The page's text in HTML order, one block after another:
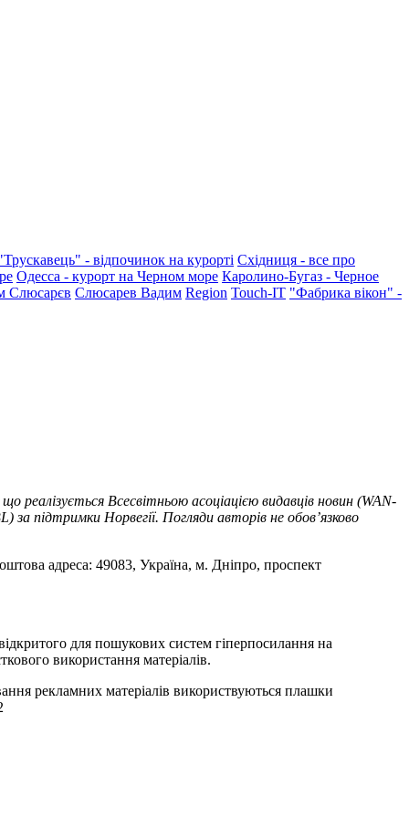
- відпочинок на курорті Східниця - все про
Одесса - курорт на Черном море Каролино-Бугаз - Черное
Слюсарєв Слюсарев Вадим Region Touch-IT "Фабрика вікон" -
Всесвітньою асоціацією видавців новин (WAN-
підтримки Норвегії. Погляди авторів не обов’язково
адреса: 49083, Україна, м. Дніпро, проспект
для пошукових систем гіперпосилання на
використання матеріалів.
рекламних матеріалів використвуються плашки